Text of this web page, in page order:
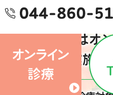
当院ではオ
実施